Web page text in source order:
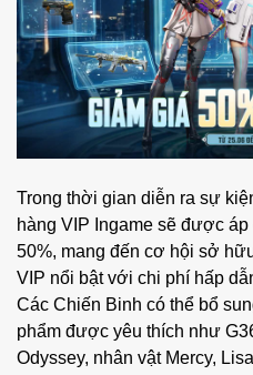
Trong thời gian diễn ra sự
hàng VIP Ingame sẽ được
50%, mang đến cơ hội sở
VIP nổi bật với chi phí hấp
Các Chiến Binh có thể bổ
phẩm được yêu thích như
Odyssey, nhân vật Mercy,